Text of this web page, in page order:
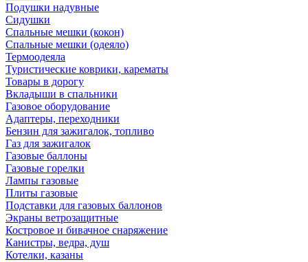
Подушки надувные
Сидушки
Спальные мешки (кокон)
Спальные мешки (одеяло)
Термоодеяла
Туристические коврики, карематы
Товары в дорогу
Вкладыши в спальники
Газовое оборудование
Адаптеры, переходники
Бензин для зажигалок, топливо
Газ для зажигалок
Газовые баллоны
Газовые горелки
Лампы газовые
Плиты газовые
Подставки для газовых баллонов
Экраны ветрозащитные
Костровое и бивачное снаряжение
Канистры, ведра, душ
Котелки, казаны